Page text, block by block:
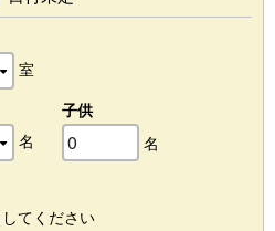
室
名
子供
名
てください